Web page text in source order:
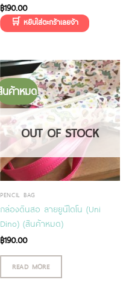
฿190.00
นค้าหมด
OUT OF STOCK
PENCIL BAG
กล่องดินสอ ลายยูนิไดโน (Uni
Dino) (สินค้าหมด)
฿190.00
READ MORE